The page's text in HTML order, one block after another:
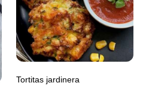
Tortitas jardinera